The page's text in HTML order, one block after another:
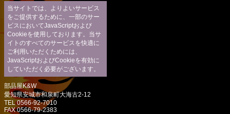
当サイトでは、よりよいサービス
をご提供するために、一部のサー
ビスにおいてJavaScriptおよび
Cookieを使用しております。当サ
イトのすべてのサービスを快適に
ご利用いただくためには、
JavaScriptおよびCookieを有効に
していただく必要がございます。
部品屋K&W
愛知県安城市和泉町大海古2-12
TEL 0566-92-7010
FAX 0566-79-2383